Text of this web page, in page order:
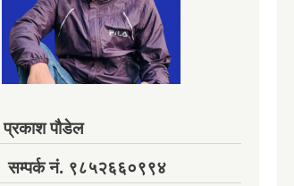
प्रकाश पौडेल
सम्पर्क नं. ९८५२६६०९९४